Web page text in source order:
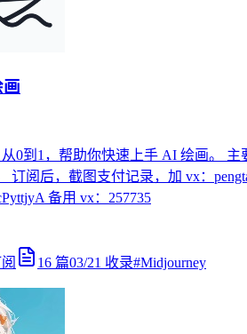
0到1，帮助你快速上手 AI 绘画。
订阅后，截图支付记录，加 vx：
备用 vx：257735
16 篇03/21 收录#Midjourney